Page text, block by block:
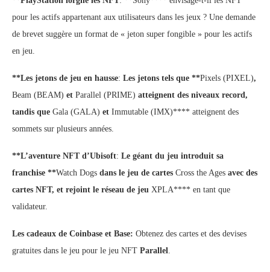
pour les actifs appartenant aux utilisateurs dans les jeux ? Une demande
de brevet suggère un format de « jeton super fongible » pour les actifs
en jeu.
**Les jetons de jeu en hausse: Les jetons tels que **Pixels (PIXEL),
Beam (BEAM) et Parallel (PRIME) atteignent des niveaux record,
tandis que Gala (GALA) et Immutable (IMX)**** atteignent des
sommets sur plusieurs années.
**L’aventure NFT d’Ubisoft: Le géant du jeu introduit sa
franchise **Watch Dogs dans le jeu de cartes Cross the Ages avec des
cartes NFT, et rejoint le réseau de jeu XPLA**** en tant que
validateur.
Les cadeaux de Coinbase et Base: Obtenez des cartes et des devises
gratuites dans le jeu pour le jeu NFT Parallel